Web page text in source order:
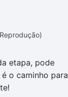
etapa, pode
o caminho para